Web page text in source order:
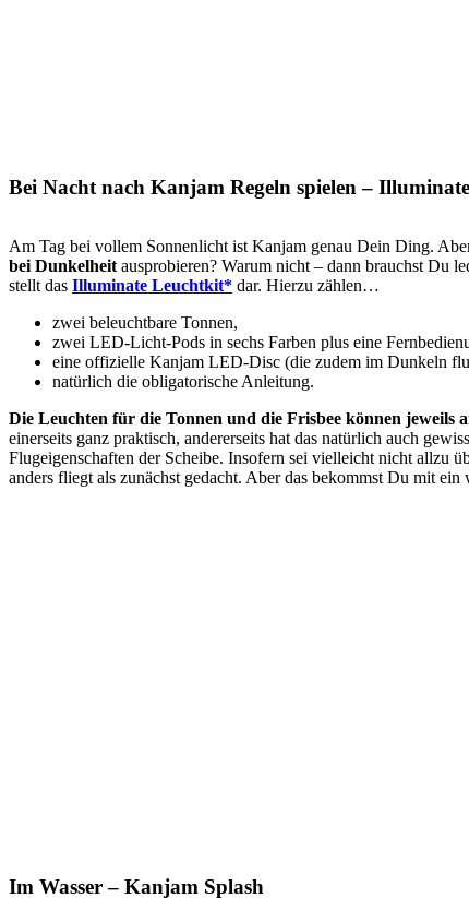
Bei Nacht nach Kanjam Regeln spielen –
Am Tag bei vollem Sonnenlicht ist Kanjam genau Dein Ding.
bei Dunkelheit ausprobieren? Warum nicht – dann brauchst Du
stellt das Illuminate Leuchtkit* dar. Hierzu zählen…
zwei beleuchtbare Tonnen,
zwei LED-Licht-Pods in sechs Farben plus eine
eine offizielle Kanjam LED-Disc (die zudem im Dunkeln
natürlich die obligatorische Anleitung.
Die Leuchten für die Tonnen und die Frisbee können jeweils
einerseits ganz praktisch, andererseits hat das natürlich auch
Flugeigenschaften der Scheibe. Insofern sei vielleicht nicht allzu
anders fliegt als zunächst gedacht. Aber das bekommst Du mit
Im Wasser – Kanjam Splash